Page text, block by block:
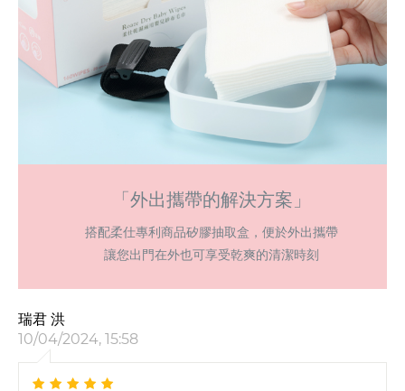
「外出攜帶的解決方案」
搭配柔仕專利商品矽膠抽取盒，便於外出攜帶
讓您出門在外也可享受乾爽的清潔時刻
瑞君 洪
10/04/2024, 15:58